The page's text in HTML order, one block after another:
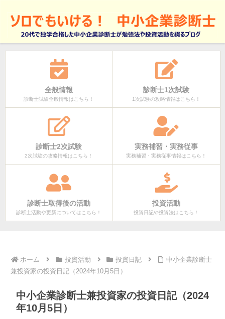
全般情報
診断士試験全般情報はこちら！
診断士1次試験
1次試験の攻略情報はこちら！
診断士2次試験
2次試験の攻略情報はこちら！
実務補習・実務従事
実務補習・実務従事情報はこちら！
診断士取得後の活動
診断士活動や更新についてはこちら！
投資活動
投資日記や投資法はこちら！
ホーム 投資活動 投資日記
中小企業診断士
兼投資家の投資日記（2024年10月5日）
中小企業診断士兼投資家の投資日記（2024
年10月5日）